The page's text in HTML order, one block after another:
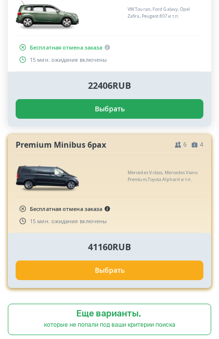
VW Touran, Ford Galaxy, Opel
Zafira, Peugeot 807 и т.п.
Бесплатная отмена заказа
15 мин. ожидания включены
22406RUB
Выбрать
Premium Minibus 6pax 6 4
Mercedes V-class, Mercedes Viano
Premium,Toyota Alphard и т.п.
Бесплатная отмена заказа
15 мин. ожидания включены
41160RUB
Выбрать
Еще варианты,
которые не попали под ваши критерии поиска